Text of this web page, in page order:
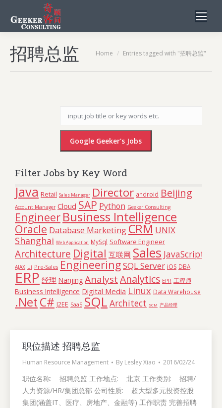
招聘总监 You are here:
Home Entries tagged with "招聘总监"
Filter Jobs by Key Word
Java Retail Sales Manager Director android Beijing
Account Manager Cloud SAP Python Geeker Consulting
Engineer Business Intelligence
Oracle Database MarketingCRM UNIX
Shanghai Web Application MySql Software Engineer
Architecture Digital 互联网 Sales JavaScript
AJAX UI Pre-Sales EngineeringSQL Server iOS DBA
ERP 经理 Nanjing AnalystAnalytics EPR 工程师
Business Intelligence Digital Media Linux Data Warehouse
.NetC# J2EE SaaS SQL Architect SCM 产品经理
职位描述 招聘总监
Human Resource Management By Lesley Xiao 2016/02/24
职位名称: 招聘总监 工作地点: 北京 工作类别: 招聘/
人力资源/HR/集团总部 公司性质: 超大型多元投资控股
集团(涵盖IT、医疗、房地产、金融等) 工作职责 完善招聘